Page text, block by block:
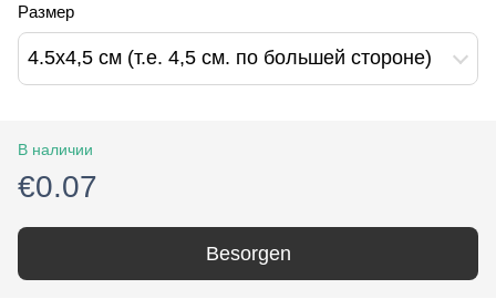
Размер
4.5х4,5 см (т.е. 4,5 см. по большей стороне)
В наличии
€0.07
Besorgen